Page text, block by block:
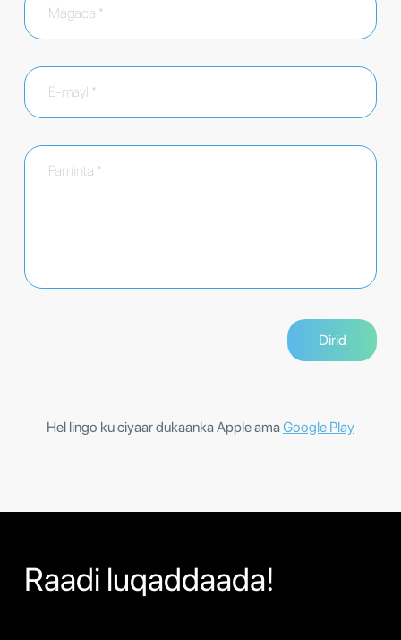
Hel lingo ku ciyaar dukaanka Apple amaGoogle Play
Raadi luqaddaada!